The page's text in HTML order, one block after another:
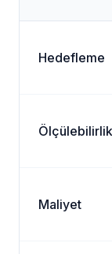
Hedefleme
Ölçülebilirlik
Maliyet